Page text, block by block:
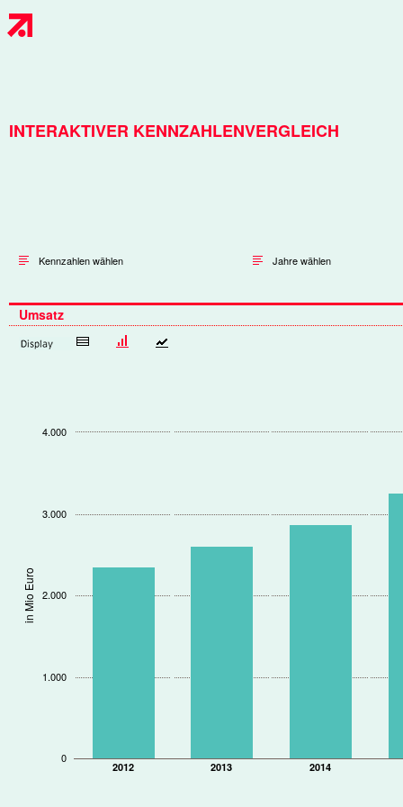
INTERAKTIVER KENNZAHLENVERGLEICH
Kennzahlen wählen Jahre wählen
in Mio Euro
Umsatz
2012 2013 2014
0
1.000
2.000
3.000
4.000